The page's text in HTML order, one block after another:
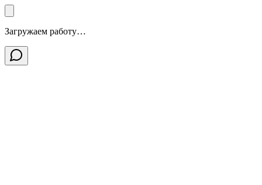
Загружаем работу…